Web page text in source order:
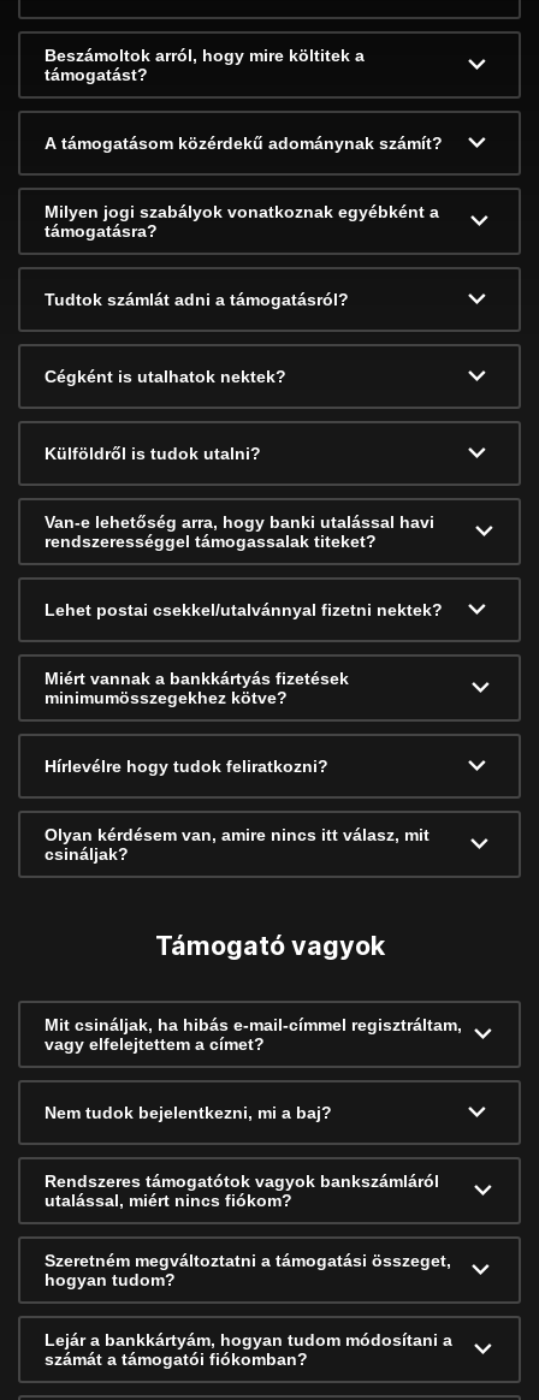
Beszámoltok arról, hogy mire költitek a
támogatást?
A támogatásom közérdekű adománynak számít?
Milyen jogi szabályok vonatkoznak egyébként a
támogatásra?
Tudtok számlát adni a támogatásról?
Cégként is utalhatok nektek?
Külföldről is tudok utalni?
Van-e lehetőség arra, hogy banki utalással havi
rendszerességgel támogassalak titeket?
Lehet postai csekkel/utalvánnyal fizetni nektek?
Miért vannak a bankkártyás fizetések
minimumösszegekhez kötve?
Hírlevélre hogy tudok feliratkozni?
Olyan kérdésem van, amire nincs itt válasz, mit
csináljak?
Támogató vagyok
Mit csináljak, ha hibás e-mail-címmel regisztráltam,
vagy elfelejtettem a címet?
Nem tudok bejelentkezni, mi a baj?
Rendszeres támogatótok vagyok bankszámláról
utalással, miért nincs fiókom?
Szeretném megváltoztatni a támogatási összeget,
hogyan tudom?
Lejár a bankkártyám, hogyan tudom módosítani a
számát a támogatói fiókomban?